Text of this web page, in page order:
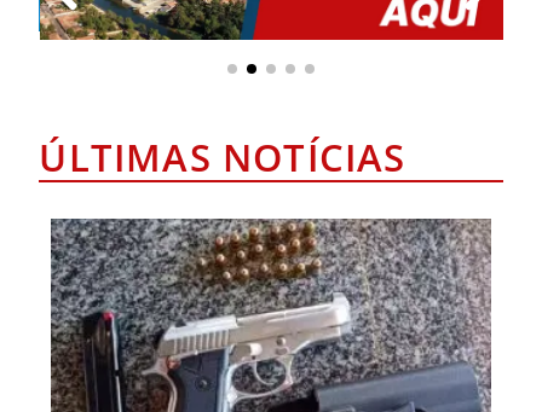
ÚLTIMAS NOTÍCIAS